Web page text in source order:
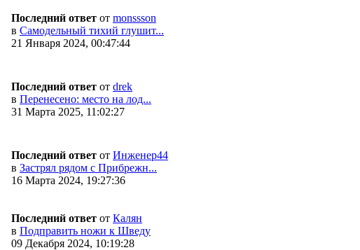
Последний ответ от monssson
в Самодельный тихий глушит...
21 Января 2024, 00:47:44
Последний ответ от drek
в Перенесено: место на лод...
31 Марта 2025, 11:02:27
Последний ответ от Инженер44
в Застрял рядом с Прибрежн...
16 Марта 2024, 19:27:36
Последний ответ от Калян
в Подправить ножи к Шведу
09 Декабря 2024, 10:19:28